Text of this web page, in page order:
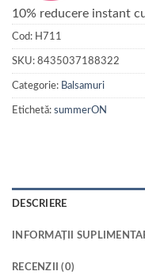
10% reducere instant
Cod: H711
SKU: 8435037188322
Categorie: Balsamuri
Etichetă: summerON
DESCRIERE
INFORMAȚII
RECENZII (0)